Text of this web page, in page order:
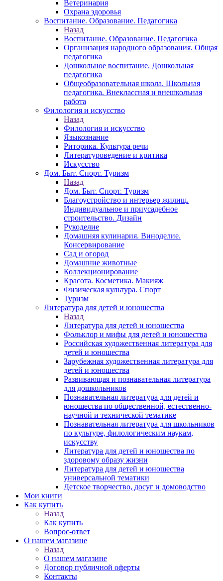
Ветеринария
Охрана здоровья
Воспитание. Образование. Педагогика
Назад
Воспитание. Образование. Педагогика
Организация народного образования. Общая
педагогика
Дошкольное воспитание. Дошкольная
педагогика
Общеобразовательная школа. Школьная
педагогика. Внеклассная и внешкольная
работа
Филология и искусство
Назад
Филология и искусство
Языкознание
Риторика. Культура речи
Литературоведение и критика
Искусство
Дом. Быт. Спорт. Туризм
Назад
Дом. Быт. Спорт. Туризм
Благоустройство и интерьер жилищ.
Индивидуальное и приусадебное
строительство. Дизайн
Рукоделие
Домашняя кулинария. Виноделие.
Консервирование
Сад и огород
Домашние животные
Коллекционирование
Красота. Косметика. Макияж
Физическая культура. Спорт
Туризм
Литература для детей и юношества
Назад
Литература для детей и юношества
Фольклор и мифы для детей и юношества
Российская художественная литература для
детей и юношества
Зарубежная художественная литература для
детей и юношества
Развивающая и познавательная литература
для дошкольников
Познавательная литература для детей и
юношества по общественной, естественно-
научной и технической тематике
Познавательная литература для школьников
по культуре, филологическим наукам,
искусству
Литература для детей и юношества по
здоровому образу жизни
Литература для детей и юношества
универсальной тематики
Детское творчество, досуг и домоводство
Мои книги
Как купить
Назад
Как купить
Вопрос-ответ
О нашем магазине
Назад
О нашем магазине
Договор публичной оферты
Контакты